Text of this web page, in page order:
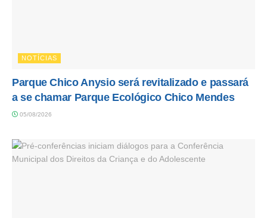
NOTÍCIAS
Parque Chico Anysio será revitalizado e passará
a se chamar Parque Ecológico Chico Mendes
05/08/2026